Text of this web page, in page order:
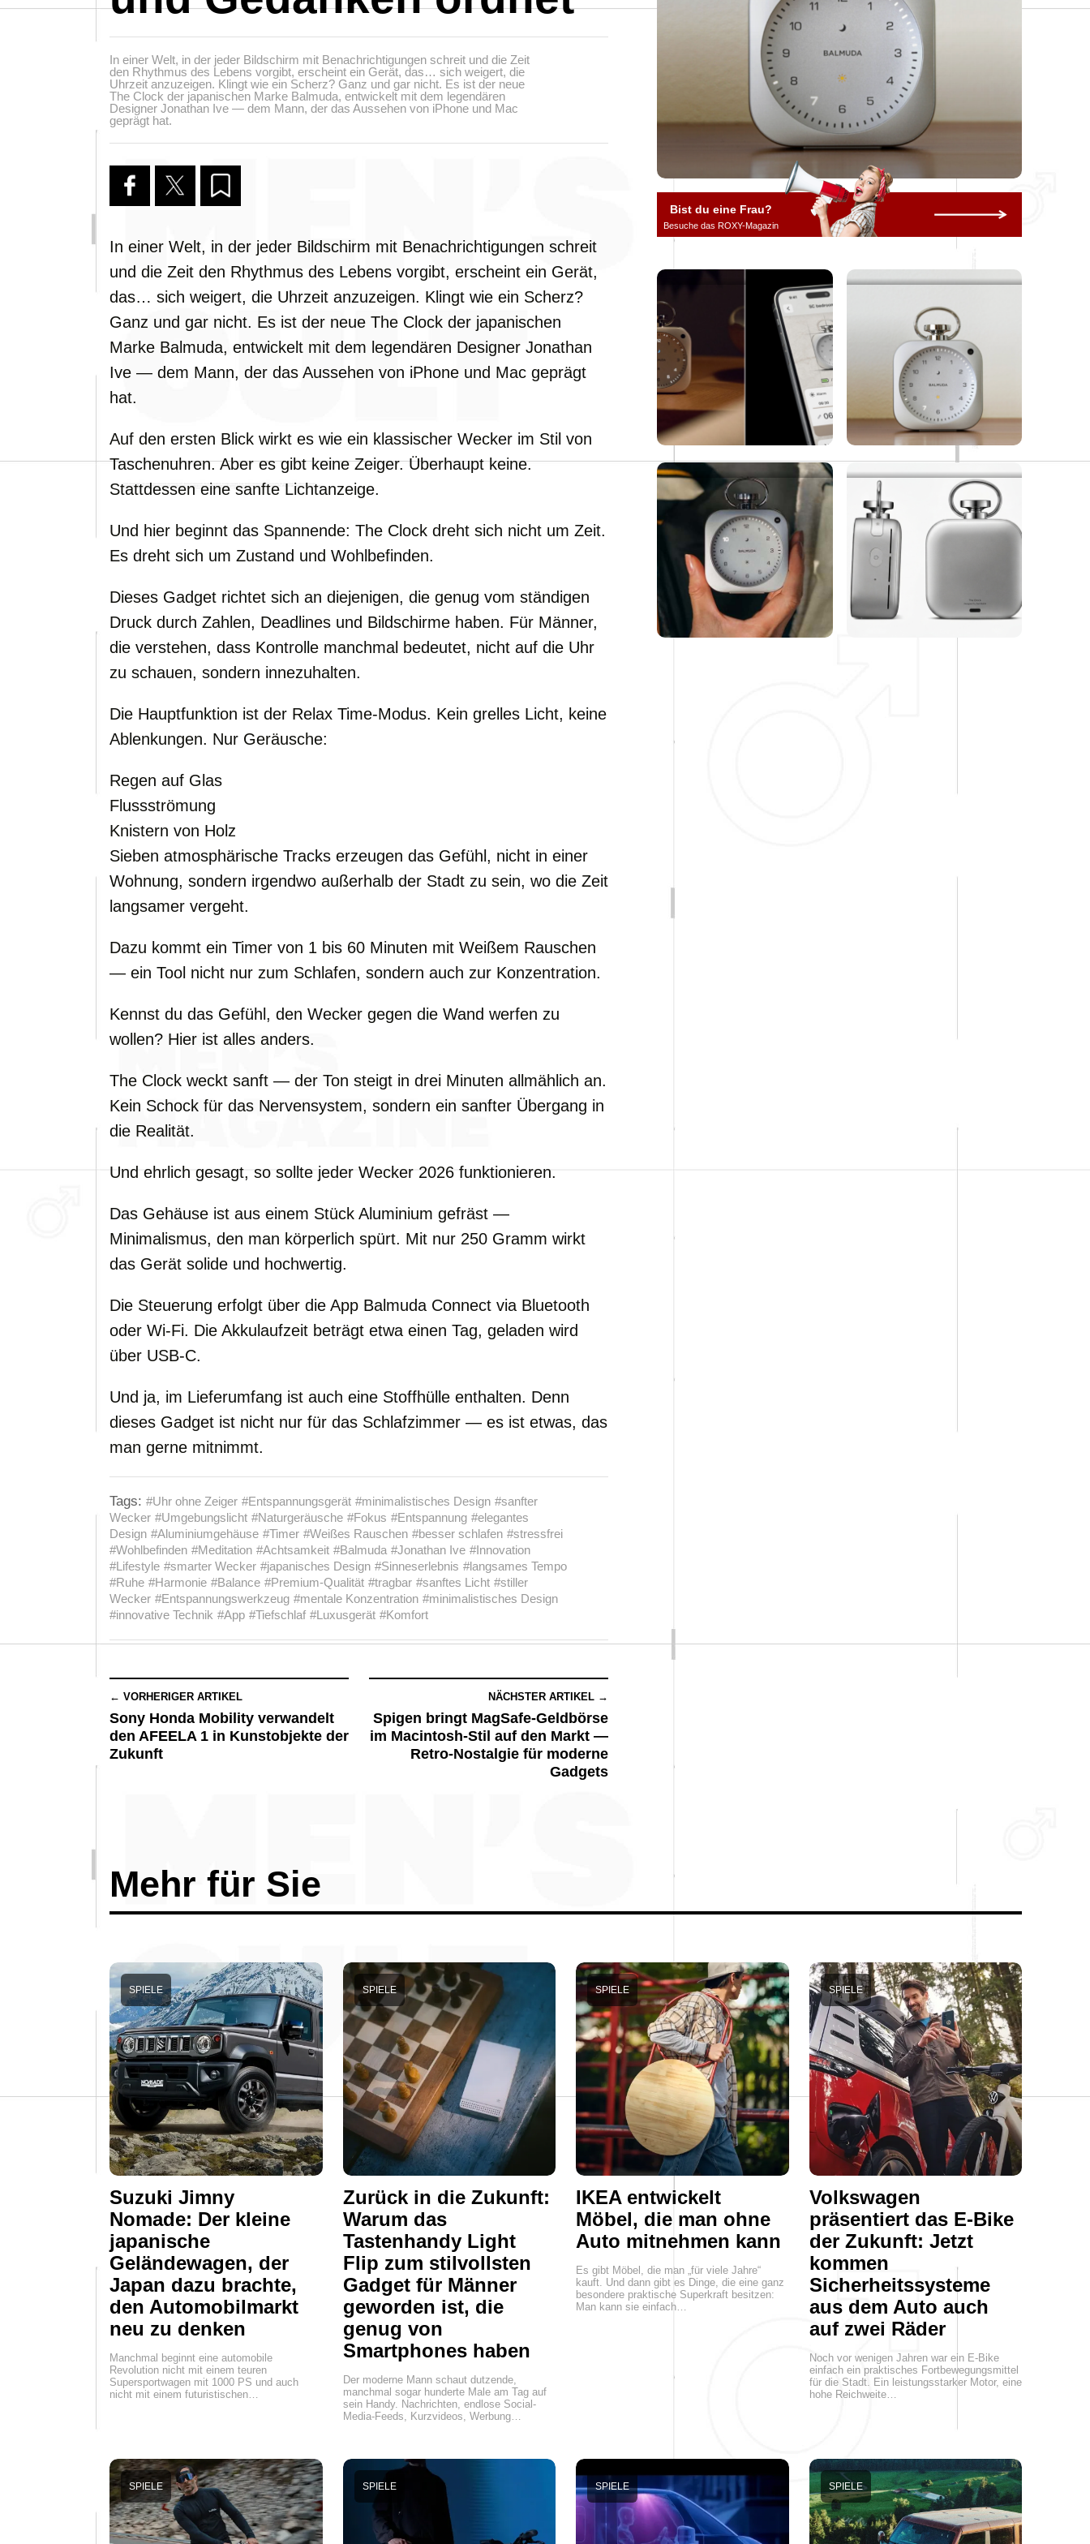
In einer Welt, in der jeder Bildschirm mit Benachrichtigungen schreit und die Zeit
den Rhythmus des Lebens vorgibt, erscheint ein Gerät, das… sich weigert, die
Uhrzeit anzuzeigen. Klingt wie ein Scherz? Ganz und gar nicht. Es ist der neue
The Clock der japanischen Marke Balmuda, entwickelt mit dem legendären
Designer Jonathan Ive — dem Mann, der das Aussehen von iPhone und Mac
geprägt hat.
In einer Welt, in der jeder Bildschirm mit Benachrichtigungen schreit
und die Zeit den Rhythmus des Lebens vorgibt, erscheint ein Gerät,
das… sich weigert, die Uhrzeit anzuzeigen. Klingt wie ein Scherz?
Ganz und gar nicht. Es ist der neue The Clock der japanischen
Marke Balmuda, entwickelt mit dem legendären Designer Jonathan
Ive — dem Mann, der das Aussehen von iPhone und Mac geprägt
hat.
Auf den ersten Blick wirkt es wie ein klassischer Wecker im Stil von
Taschenuhren. Aber es gibt keine Zeiger. Überhaupt keine.
Stattdessen eine sanfte Lichtanzeige.
Und hier beginnt das Spannende: The Clock dreht sich nicht um Zeit.
Es dreht sich um Zustand und Wohlbefinden.
Dieses Gadget richtet sich an diejenigen, die genug vom ständigen
Druck durch Zahlen, Deadlines und Bildschirme haben. Für Männer,
die verstehen, dass Kontrolle manchmal bedeutet, nicht auf die Uhr
zu schauen, sondern innezuhalten.
Die Hauptfunktion ist der Relax Time-Modus. Kein grelles Licht, keine
Ablenkungen. Nur Geräusche:
Regen auf Glas
Flussströmung
Knistern von Holz
Sieben atmosphärische Tracks erzeugen das Gefühl, nicht in einer
Wohnung, sondern irgendwo außerhalb der Stadt zu sein, wo die Zeit
langsamer vergeht.
Dazu kommt ein Timer von 1 bis 60 Minuten mit Weißem Rauschen
— ein Tool nicht nur zum Schlafen, sondern auch zur Konzentration.
Kennst du das Gefühl, den Wecker gegen die Wand werfen zu
wollen? Hier ist alles anders.
The Clock weckt sanft — der Ton steigt in drei Minuten allmählich an.
Kein Schock für das Nervensystem, sondern ein sanfter Übergang in
die Realität.
Und ehrlich gesagt, so sollte jeder Wecker 2026 funktionieren.
Das Gehäuse ist aus einem Stück Aluminium gefräst —
Minimalismus, den man körperlich spürt. Mit nur 250 Gramm wirkt
das Gerät solide und hochwertig.
Die Steuerung erfolgt über die App Balmuda Connect via Bluetooth
oder Wi-Fi. Die Akkulaufzeit beträgt etwa einen Tag, geladen wird
über USB-C.
Und ja, im Lieferumfang ist auch eine Stoffhülle enthalten. Denn
dieses Gadget ist nicht nur für das Schlafzimmer — es ist etwas, das
man gerne mitnimmt.
Tags: #Uhr ohne Zeiger #Entspannungsgerät #minimalistisches Design #sanfter
Wecker #Umgebungslicht #Naturgeräusche #Fokus #Entspannung #elegantes
Design #Aluminiumgehäuse #Timer #Weißes Rauschen #besser schlafen #stressfrei
#Wohlbefinden #Meditation #Achtsamkeit #Balmuda #Jonathan Ive #Innovation
#Lifestyle #smarter Wecker #japanisches Design #Sinneserlebnis #langsames Tempo
#Ruhe #Harmonie #Balance #Premium-Qualität #tragbar #sanftes Licht #stiller
Wecker #Entspannungswerkzeug #mentale Konzentration #minimalistisches Design
#innovative Technik #App #Tiefschlaf #Luxusgerät #Komfort
← VORHERIGER ARTIKEL
Sony Honda Mobility verwandelt
den AFEELA 1 in Kunstobjekte der
Zukunft
NÄCHSTER ARTIKEL →
Spigen bringt MagSafe-Geldbörse
im Macintosh-Stil auf den Markt —
Retro-Nostalgie für moderne
Gadgets
Bist du eine Frau?
Besuche das ROXY-Magazin
Mehr für Sie
Suzuki Jimny
Nomade: Der kleine
japanische
Geländewagen, der
Japan dazu brachte,
den Automobilmarkt
neu zu denken
SPIELE
Manchmal beginnt eine automobile
Revolution nicht mit einem teuren
Supersportwagen mit 1000 PS und auch
nicht mit einem futuristischen…
Zurück in die Zukunft:
Warum das
Tastenhandy Light
Flip zum stilvollsten
Gadget für Männer
geworden ist, die
genug von
Smartphones haben
SPIELE
Der moderne Mann schaut dutzende,
manchmal sogar hunderte Male am Tag auf
sein Handy. Nachrichten, endlose Social-
Media-Feeds, Kurzvideos, Werbung…
IKEA entwickelt
Möbel, die man ohne
Auto mitnehmen kann
SPIELE
Es gibt Möbel, die man „für viele Jahre“
kauft. Und dann gibt es Dinge, die eine ganz
besondere praktische Superkraft besitzen:
Man kann sie einfach…
Volkswagen
präsentiert das E-Bike
der Zukunft: Jetzt
kommen
Sicherheitssysteme
aus dem Auto auch
auf zwei Räder
SPIELE
Noch vor wenigen Jahren war ein E-Bike
einfach ein praktisches Fortbewegungsmittel
für die Stadt. Ein leistungsstarker Motor, eine
hohe Reichweite…
SPIELE SPIELE SPIELE SPIELE